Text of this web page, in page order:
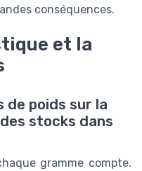
conséquences.
et la
de poids sur la
stocks dans
gramme compte.